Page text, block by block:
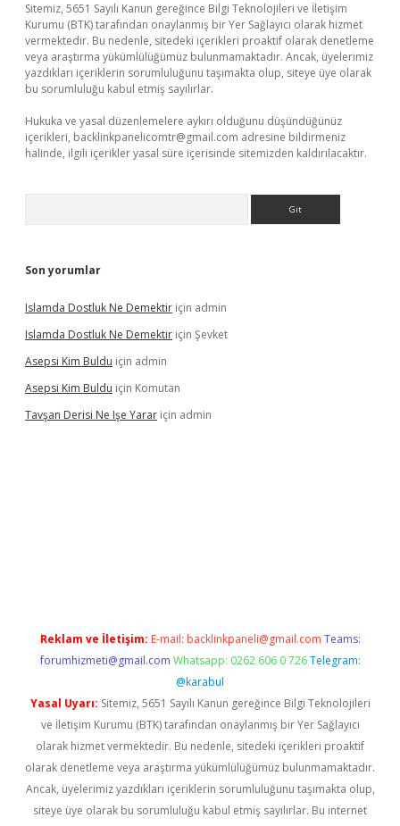
Sitemiz, 5651 Sayılı Kanun gereğince Bilgi Teknolojileri ve İletişim
Kurumu (BTK) tarafından onaylanmış bir Yer Sağlayıcı olarak hizmet
vermektedir. Bu nedenle, sitedeki içerikleri proaktif olarak denetleme
veya araştırma yükümlülüğümüz bulunmamaktadır. Ancak, üyelerimiz
yazdıkları içeriklerin sorumluluğunu taşımakta olup, siteye üye olarak
bu sorumluluğu kabul etmiş sayılırlar.
Hukuka ve yasal düzenlemelere aykırı olduğunu düşündüğünüz
içerikleri, backlinkpanelicomtr@gmail.com adresine bildirmeniz
halinde, ilgili içerikler yasal süre içerisinde sitemizden kaldırılacaktır.
Son yorumlar
Islamda Dostluk Ne Demektir için admin
Islamda Dostluk Ne Demektir için Şevket
Asepsi Kim Buldu için admin
Asepsi Kim Buldu için Komutan
Tavşan Derisi Ne Işe Yarar için admin
Reklam ve İletişim: E-mail: backlinkpaneli@gmail.com Teams:
forumhizmeti@gmail.com Whatsapp: 0262 606 0 726 Telegram:
@karabul
Yasal Uyarı: Sitemiz, 5651 Sayılı Kanun gereğince Bilgi Teknolojileri
ve İletişim Kurumu (BTK) tarafından onaylanmış bir Yer Sağlayıcı
olarak hizmet vermektedir. Bu nedenle, sitedeki içerikleri proaktif
olarak denetleme veya araştırma yükümlülüğümüz bulunmamaktadır.
Ancak, üyelerimiz yazdıkları içeriklerin sorumluluğunu taşımakta olup,
siteye üye olarak bu sorumluluğu kabul etmiş sayılırlar. Bu internet